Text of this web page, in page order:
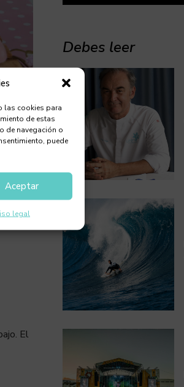
las cookies para
de estas
de navegación o
puede
Aceptar
legal
El
Debes leer